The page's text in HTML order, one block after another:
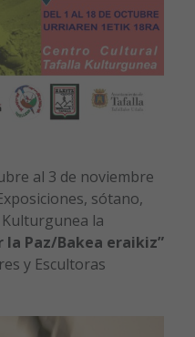
al 3 de noviembre
sótano,
la
la Paz/Bakea eraikiz”
y Escultoras